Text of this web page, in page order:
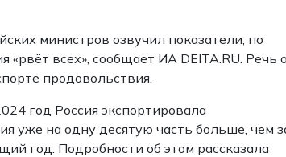
министров озвучил показатели, по
«рвёт всех», сообщает ИА DEITA.RU. Речь
продовольствия.
год Россия экспортировала
уже на одну десятую часть больше, чем
год. Подробности об этом рассказала